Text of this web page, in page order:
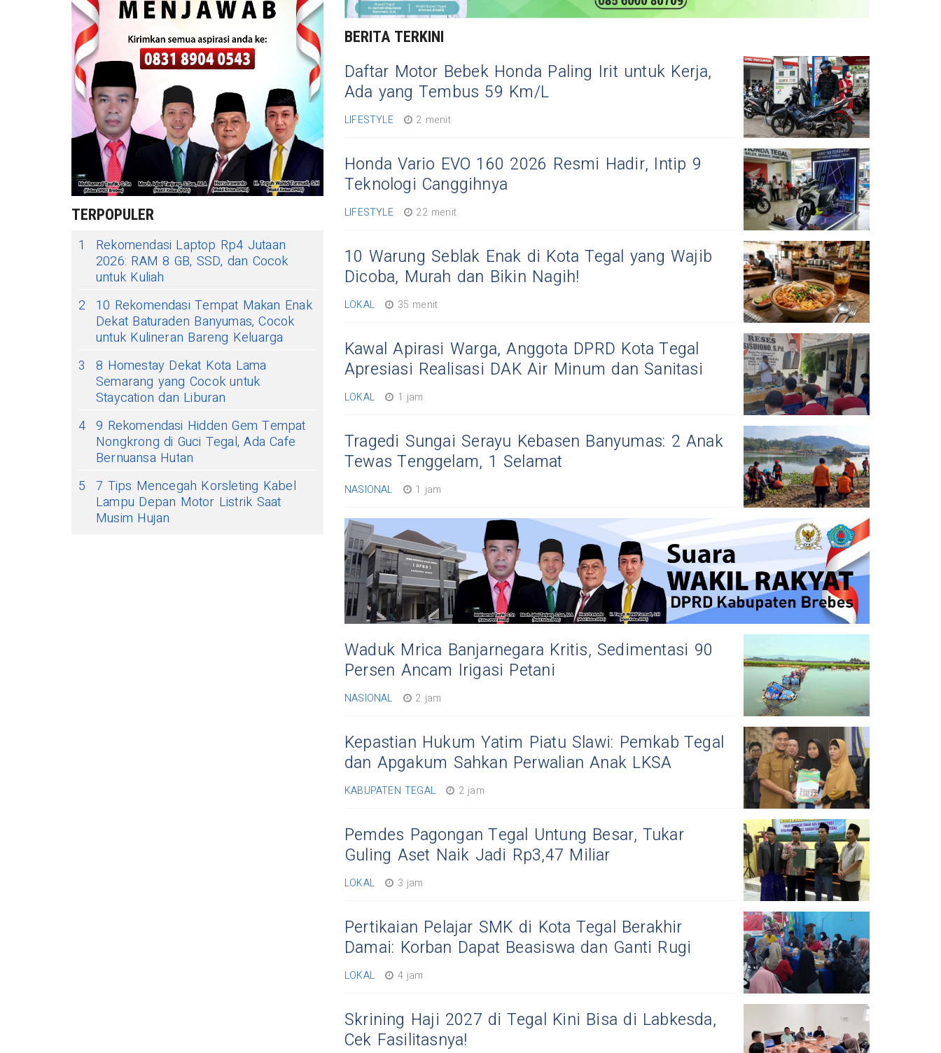
TERPOPULER
1
Rekomendasi Laptop Rp4 Jutaan
2026: RAM 8 GB, SSD, dan Cocok
untuk Kuliah
2
10 Rekomendasi Tempat Makan Enak
Dekat Baturaden Banyumas, Cocok
untuk Kulineran Bareng Keluarga
3
8 Homestay Dekat Kota Lama
Semarang yang Cocok untuk
Staycation dan Liburan
4 9 Rekomendasi Hidden Gem Tempat
Nongkrong di Guci Tegal, Ada Cafe
Bernuansa Hutan
5
7 Tips Mencegah Korsleting Kabel
Lampu Depan Motor Listrik Saat
Musim Hujan
BERITA TERKINI
Daftar Motor Bebek Honda Paling Irit untuk Kerja,
Ada yang Tembus 59 Km/L
LIFESTYLE 2 menit
Honda Vario EVO 160 2026 Resmi Hadir, Intip 9
Teknologi Canggihnya
LIFESTYLE 22 menit
10 Warung Seblak Enak di Kota Tegal yang Wajib
Dicoba, Murah dan Bikin Nagih!
LOKAL 35 menit
Kawal Apirasi Warga, Anggota DPRD Kota Tegal
Apresiasi Realisasi DAK Air Minum dan Sanitasi
LOKAL 1 jam
Tragedi Sungai Serayu Kebasen Banyumas: 2 Anak
Tewas Tenggelam, 1 Selamat
NASIONAL 1 jam
Waduk Mrica Banjarnegara Kritis, Sedimentasi 90
Persen Ancam Irigasi Petani
NASIONAL 2 jam
Kepastian Hukum Yatim Piatu Slawi: Pemkab Tegal
dan Apgakum Sahkan Perwalian Anak LKSA
KABUPATEN TEGAL 2 jam
Pemdes Pagongan Tegal Untung Besar, Tukar
Guling Aset Naik Jadi Rp3,47 Miliar
LOKAL 3 jam
Pertikaian Pelajar SMK di Kota Tegal Berakhir
Damai: Korban Dapat Beasiswa dan Ganti Rugi
LOKAL 4 jam
Skrining Haji 2027 di Tegal Kini Bisa di Labkesda,
Cek Fasilitasnya!